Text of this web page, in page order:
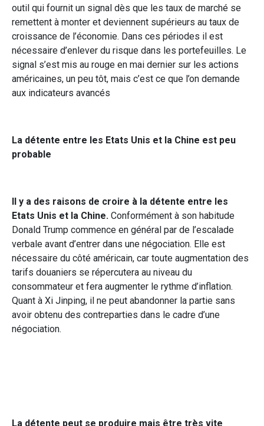
outil qui fournit un signal dès que les taux de marché se
remettent à monter et deviennent supérieurs au taux de
croissance de l’économie. Dans ces périodes il est
nécessaire d’enlever du risque dans les portefeuilles. Le
signal s’est mis au rouge en mai dernier sur les actions
américaines, un peu tôt, mais c’est ce que l’on demande
aux indicateurs avancés
La détente entre les Etats Unis et la Chine est peu
probable
Il y a des raisons de croire à la détente entre les
Etats Unis et la Chine. Conformément à son habitude
Donald Trump commence en général par de l’escalade
verbale avant d’entrer dans une négociation. Elle est
nécessaire du côté américain, car toute augmentation des
tarifs douaniers se répercutera au niveau du
consommateur et fera augmenter le rythme d’inflation.
Quant à Xi Jinping, il ne peut abandonner la partie sans
avoir obtenu des contreparties dans le cadre d’une
négociation.
La détente peut se produire mais être très vite